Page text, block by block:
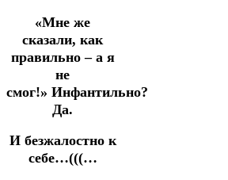
«Мне же
сказали, как
правильно – а я
не
смог!» Инфантильно?
Да.
И безжалостно к
себе…(((…